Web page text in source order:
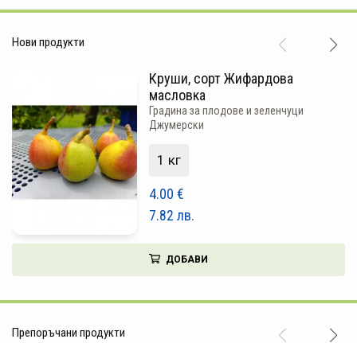
ВЕГАН ПРОДУКТИ
БИЛКИ И ПОДПРАВКИ
РАСТИТЕЛНИ МАСЛА И ОЦЕТ
Нови продукти
Круши, сорт Жифардова
масловка
Градина за плодове и зеленчуци
Джумерски
1 кг
4.00 €
7.82 лв.
ДОБАВИ
Препоръчани продукти